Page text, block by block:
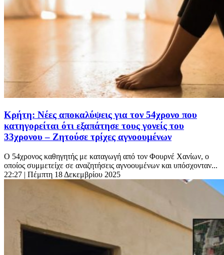
Κρήτη: Νέες αποκαλύψεις για τον 54χρονο που
κατηγορείται ότι εξαπάτησε τους γονείς του
33χρονου – Ζητούσε τρίχες αγνοουμένων
Ο 54χρονος καθηγητής με καταγωγή από τον Φουρνέ Χανίων, ο
οποίος συμμετείχε σε αναζητήσεις αγνοουμένων και υπόσχονταν...
22:27 | Πέμπτη 18 Δεκεμβρίου 2025